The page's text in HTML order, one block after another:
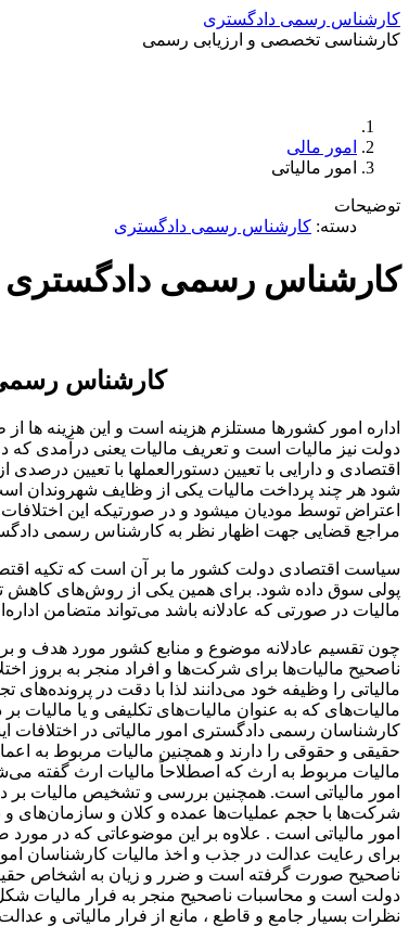
کارشناس رسمی دادگستری
کارشناسی تخصصی و ارزیابی رسمی
امور مالی
امور مالیاتی
توضیحات
دسته: کارشناس رسمی دادگستری
کارشناس رسمی دادگستری
کارشناس رسمی
اداره امور کشورها مستلزم هزینه است و این هزینه ها
دولت نیز مالیات است و تعریف مالیات یعنی درآمدی که
اقتصادی و دارایی با تعیین دستورالعملها با تعیین
شود هر چند پرداخت مالیات یکی از وظایف شهروندان است
اعتراض توسط مودیان میشود و در صورتیکه این اختلافات
مراجع قضایی جهت اظهار نظر به کارشناس رسمی
سیاست اقتصادی دولت کشور ما بر آن است که تکیه
پولی سوق داده شود. برای همین یکی از روش‌های کاهش
مالیات در صورتی که عادلانه باشد می‌تواند متضامن
چون تقسیم عادلانه موضوع و منابع کشور مورد هدف و
ناصحیح مالیات‌ها برای شرکت‌ها و افراد منجر به بروز
مالیاتی را وظیفه خود می‌دانند لذا با دقت در پرونده‌های
مالیات‌های که به عنوان مالیات‌های تکلیفی و یا مالیات
کارشناسان رسمی دادگستری امور مالیاتی در
حقیقی و حقوقی را دارند و همچنین مالیات مربوط به
مالیات مربوط به ارث که اصطلاحاً مالیات ارث گفته
امور مالیاتی است. همچنین بررسی و تشخیص مالیات
شرکت‌ها با حجم عملیات‌ها عمده و کلان و
امور مالیاتی است . علاوه بر این موضوعاتی که در
برای رعایت عدالت در جذب و اخذ مالیات کارشناسان
ناصحیح صورت گرفته است و ضرر و زیان به اشخاص
دولت است و محاسبات ناصحیح منجر به فرار مالیات
نظرات بسیار جامع و قاطع ، مانع از فرار مالیاتی و